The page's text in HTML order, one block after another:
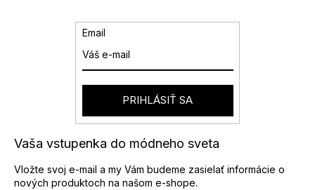
Vaša vstupenka do módneho sveta
Vložte svoj e-mail a my Vám budeme zasielať informácie o
nových produktoch na našom e-shope.
Email
PRIHLÁSIŤ SA